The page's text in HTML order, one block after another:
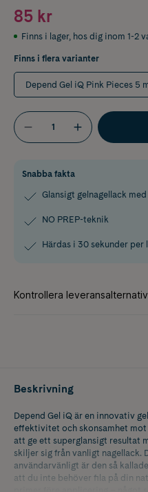
85 kr
Finns i lager, hos dig inom 1-2
Finns i flera varianter
Depend Gel iQ Pink Pieces 5
Snabba fakta
Glansigt gelnagellack
NO PREP-teknik
Härdas i 30 sekunder per
Beskrivning
Depend Gel iQ är en innovativ
effektivitet och skonsamhet
att ge ett superglansigt resultat
skiljer sig från vanligt nagellack.
användarvänligt är den så
att du inte behöver fila på din